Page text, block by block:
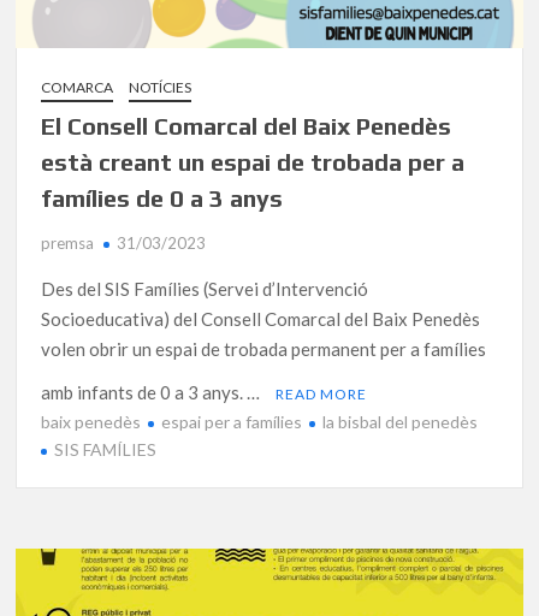
COMARCA NOTÍCIES
El Consell Comarcal del Baix Penedès
està creant un espai de trobada per a
famílies de 0 a 3 anys
premsa 31/03/2023
Des del SIS Famílies (Servei d’Intervenció
Socioeducativa) del Consell Comarcal del Baix Penedès
volen obrir un espai de trobada permanent per a famílies
amb infants de 0 a 3 anys. …
READ MORE
baix penedès espai per a famílies
la bisbal del penedès
SIS FAMÍLIES